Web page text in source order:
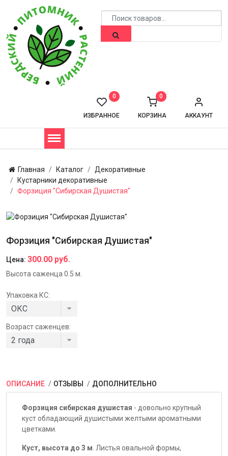
АККАУНТ
КОРЗИНА
0
ИЗБРАННОЕ
0
Главная Каталог
Декоративные
Кустарники декоративные
Форзиция "Сибирская Душистая"
Форзиция "Сибирская Душистая"
Цена: 300.00 руб.
Высота саженца 0.5 м.
Упаковка КС:
Возраст саженцев:
ОПИСАНИЕ ОТЗЫВЫ ДОПОЛНИТЕЛЬНО
Форзиция сибирская душистая - довольно крупный
куст обладающий душистыми желтыми ароматными
цветками.
Куст, высота до 3 м . Листья овальной формы,